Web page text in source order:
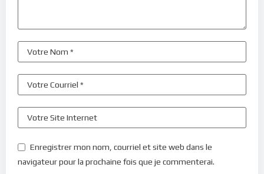
Enregistrer mon nom, courriel et site web dans le
navigateur pour la prochaine fois que je commenterai.